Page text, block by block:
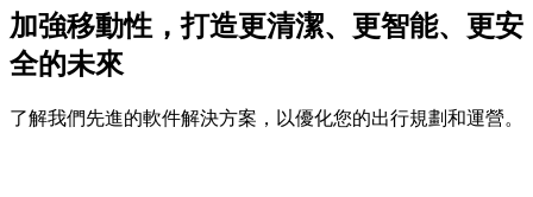
加強移動性，打造更清潔、更智能、更安
全的未來
了解我們先進的軟件解決方案，以優化您的出行規劃和運營。